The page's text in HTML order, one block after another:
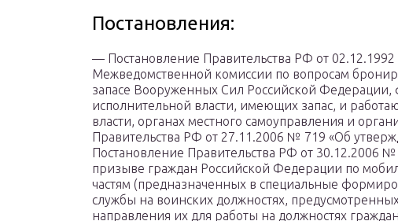
Постановления:
— Постановление Правительства РФ от
Межведомственной комиссии по вопросам
запасе Вооруженных Сил Российской Федерации,
исполнительной власти, имеющих запас, и
власти, органах местного самоуправления и
Правительства РФ от 27.11.2006 № 719 «Об
Постановление Правительства РФ от 30.12.2006
призыве граждан Российской Федерации по
частям (предназначенных в специальные
службы на воинских должностях,
направления их для работы на должностях